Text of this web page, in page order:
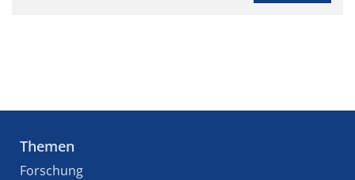
Themen
Forschung